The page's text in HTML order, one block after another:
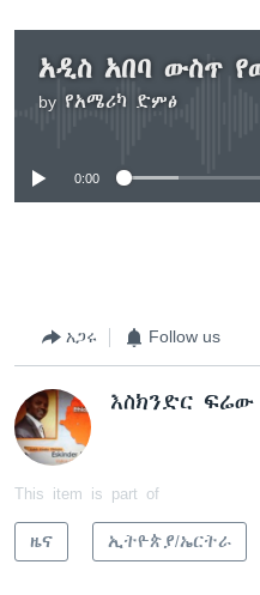
አዲስ አበባ ውስጥ
by የአሜሪካ ድምፅ
No media
0:00
አጋሩ Follow us
እስክንድር ፍሬው
This item is part of
ዜና ኢትዮጵያ/ኤርትራ